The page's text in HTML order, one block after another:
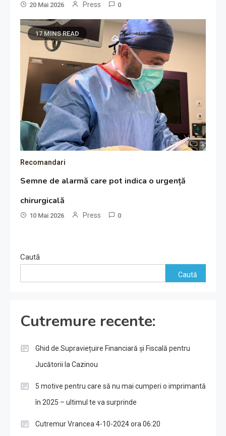
20 Mai 2026 Press 0
17 MINS READ
Recomandari
Semne de alarmă care pot indica o urgență
chirurgicală
10 Mai 2026 Press 0
Caută
Caută
Cutremure recente:
Ghid de Supraviețuire Financiară și Fiscală pentru
Jucătorii la Cazinou
5 motive pentru care să nu mai cumperi o imprimantă
în 2025 – ultimul te va surprinde
Cutremur Vrancea 4-10-2024 ora 06:20